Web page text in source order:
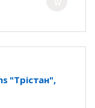
"Трістан",